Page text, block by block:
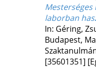
laborban
In: Géring,
Budapest,
[35601351]